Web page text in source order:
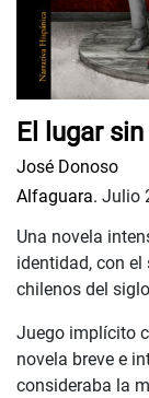
El lugar
José Donoso
Alfaguara. Julio
Una novela
identidad, con
chilenos del
Juego implícito
novela breve e
consideraba la